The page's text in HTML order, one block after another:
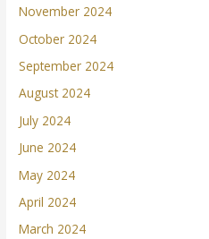
November 2024
October 2024
September 2024
August 2024
July 2024
June 2024
May 2024
April 2024
March 2024